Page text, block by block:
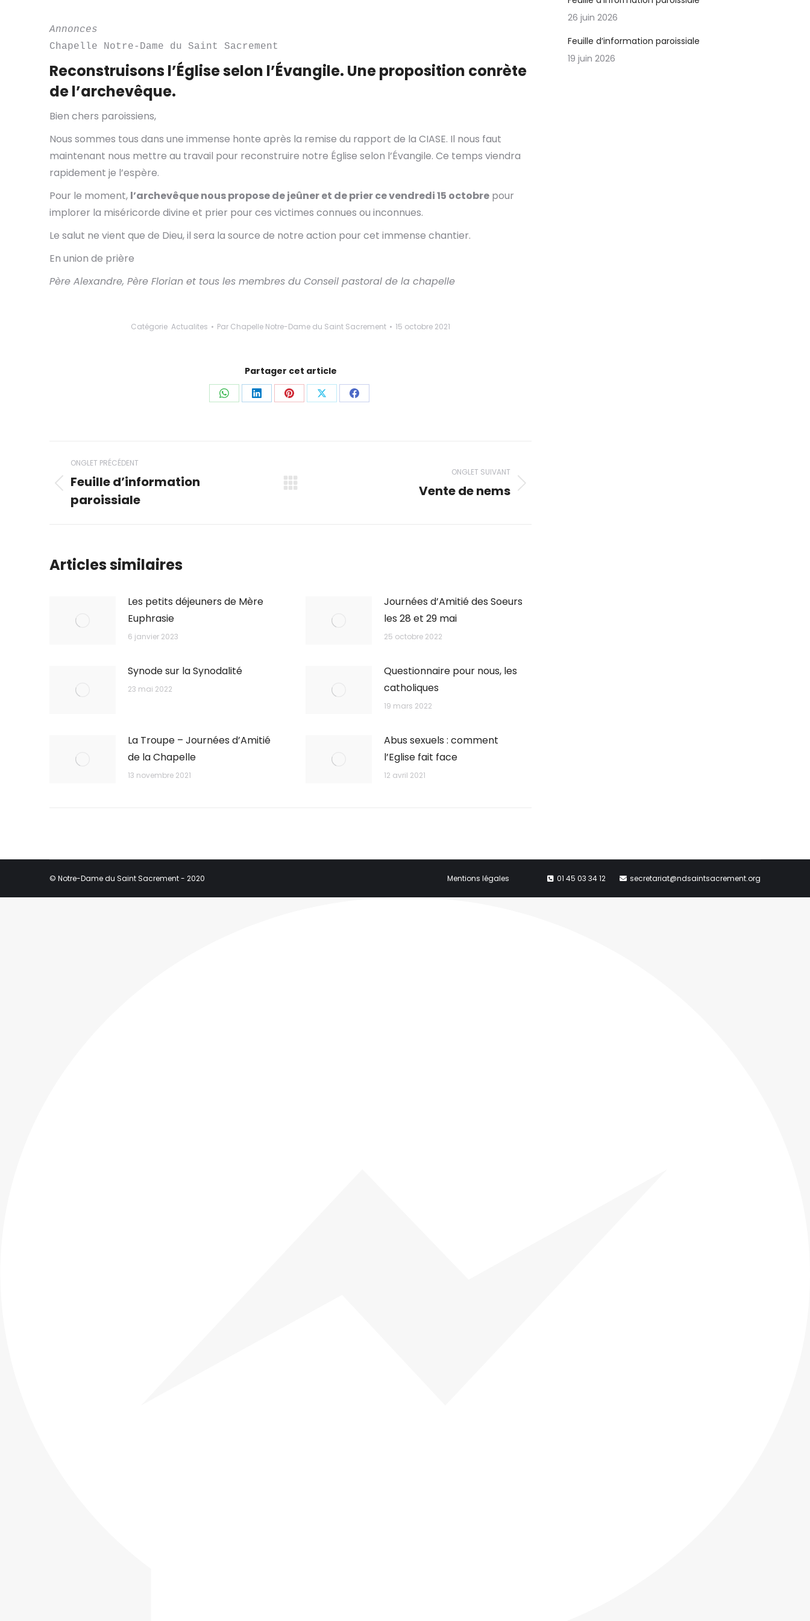
Annonces
Chapelle Notre-Dame du Saint Sacrement
Reconstruisons l’Église selon l’Évangile. Une proposition conrète
de l’archevêque.
Bien chers paroissiens,
Nous sommes tous dans une immense honte après la remise du rapport de la CIASE. Il nous faut
maintenant nous mettre au travail pour reconstruire notre Église selon l’Évangile. Ce temps viendra
rapidement je l’espère.
Pour le moment, l’archevêque nous propose de jeûner et de prier ce vendredi 15 octobre pour
implorer la miséricorde divine et prier pour ces victimes connues ou inconnues.
Le salut ne vient que de Dieu, il sera la source de notre action pour cet immense chantier.
En union de prière
Père Alexandre, Père Florian et tous les membres du Conseil pastoral de la chapelle
Catégorie Actualites Par Chapelle Notre-Dame du Saint Sacrement 15 octobre 2021
Partager cet article
PartagerPartagerPartagerPartagerPartager
Navigation
de
commentaire
ONGLET PRÉCÉDENT
Onglet
précédent
Feuille d’information
paroissiale
ONGLET SUIVANT
Vente de nems
Articles similaires
Les petits déjeuners de Mère
Euphrasie
6 janvier 2023
Journées d’Amitié des Soeurs
les 28 et 29 mai
25 octobre 2022
Synode sur la Synodalité
23 mai 2022
Questionnaire pour nous, les
catholiques
19 mars 2022
La Troupe – Journées d’Amitié
de la Chapelle
13 novembre 2021
Abus sexuels : comment
l’Eglise fait face
12 avril 2021
26 juin 2026
Feuille d’information paroissiale
19 juin 2026
© Notre-Dame du Saint Sacrement - 2020 Mentions légales 01 45 03 34 12 secretariat@ndsaintsacrement.org